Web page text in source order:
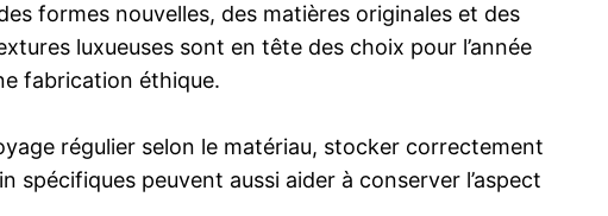
formes nouvelles, des matières originales et des
luxueuses sont en tête des choix pour l’année
fabrication éthique.
régulier selon le matériau, stocker correctement
peuvent aussi aider à conserver l’aspect